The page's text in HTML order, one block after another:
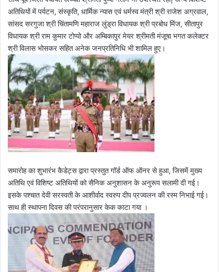
अतिथियों में पर्यटन, संस्कृति, धार्मिक न्यास एवं धर्मस्व मंत्री श्री राजेश अग्रवाल,
सांसद सरगुजा श्री चिंतामणि महाराज लुंड्रा विधायक श्री प्रबोध मिंज, सीतापुर
विधायक श्री राम कुमार टोप्पो और अम्बिकापुर मेयर श्रीमती मंजूषा भगत कलेक्टर
श्री विलास भोसकर सहित अनेक जनप्रतिनिधि भी शामिल हुए।
समारोह का शुभारंभ कैडेट्स द्वारा प्रस्तुत गॉर्ड ऑफ ऑनर से हुआ, जिसमें मुख्य
अतिथि एवं विशिष्ट अतिथियों को सैनिक अनुशासन के अनुरूप सलामी दी गई।
इसके पश्चात देवी सरस्वती के आशीर्वाद स्वरुप दीप प्रज्वलन की रस्म निभाई गई।
साथ ही स्थापना दिवस की परंपरानुसार केक काटा गया ।